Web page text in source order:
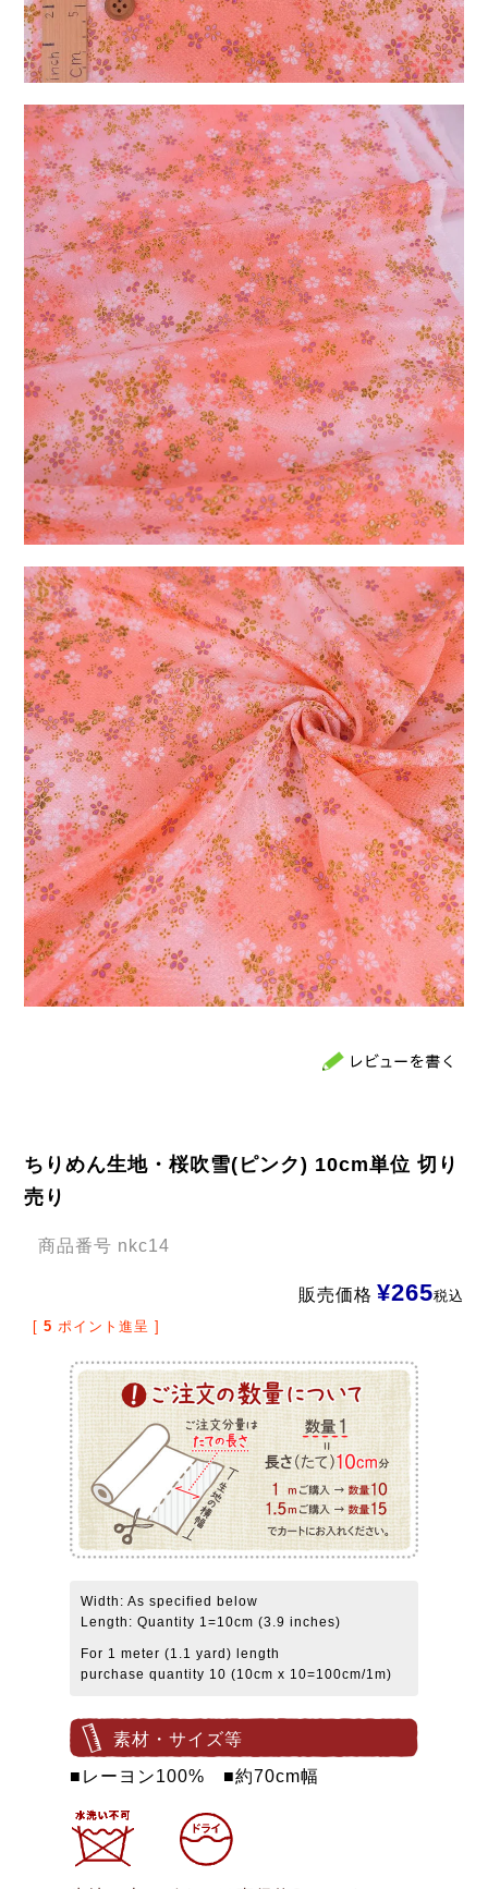
ちりめん生地・桜吹雪(ピンク) 10cm単位 切り
売り
商品番号 nkc14
販売価格 ¥265税込
[ 5 ポイント進呈 ]
Width: As specified below
Length: Quantity 1=10cm (3.9 inches)
For 1 meter (1.1 yard) length
purchase quantity 10 (10cm x 10=100cm/1m)
素材・サイズ等
■レーヨン100% ■約70cm幅